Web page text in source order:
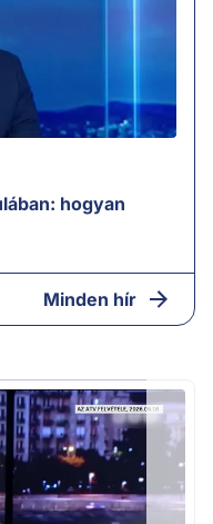
hogyan
Minden hír